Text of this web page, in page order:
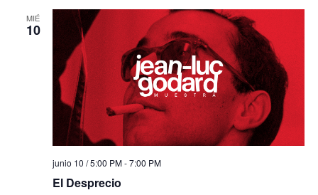
MIÉ
10
junio 10 / 5:00 PM-7:00 PM
El Desprecio